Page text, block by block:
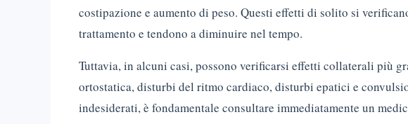
costipazione e aumento di peso. Questi effetti di solito si
trattamento e tendono a diminuire nel tempo.
Tuttavia, in alcuni casi, possono verificarsi effetti collaterali più
ortostatica, disturbi del ritmo cardiaco, disturbi epatici e
indesiderati, è fondamentale consultare immediatamente un